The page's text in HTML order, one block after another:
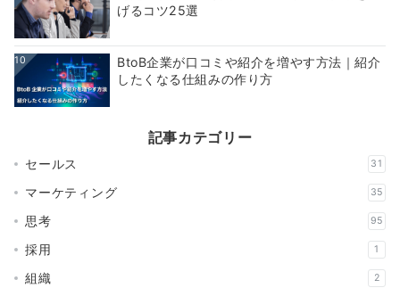
げるコツ25選
10
BtoB企業が口コミや紹介を増やす方法｜紹介
したくなる仕組みの作り方
記事カテゴリー
セールス 31
マーケティング 35
思考 95
採用 1
組織 2